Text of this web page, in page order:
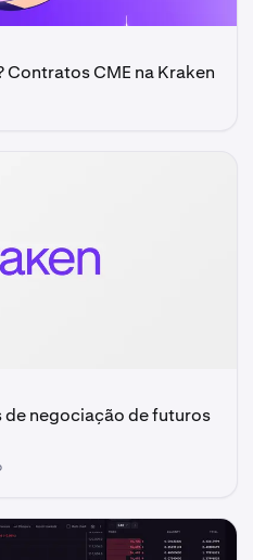
Contratos CME na Kraken
negociação de futuros